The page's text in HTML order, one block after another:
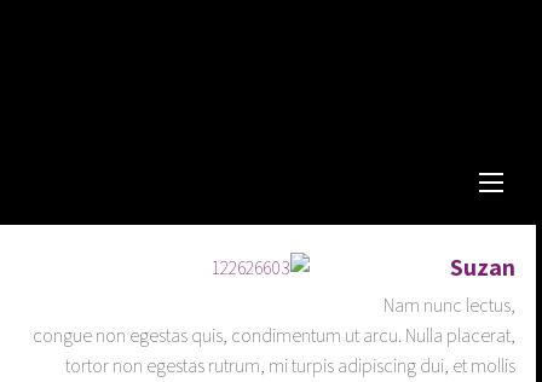
Suzan
Nam nunc lectus,
congue non egestas quis, condimentum ut arcu. Nulla placerat,
tortor non egestas rutrum, mi turpis adipiscing dui, et mollis